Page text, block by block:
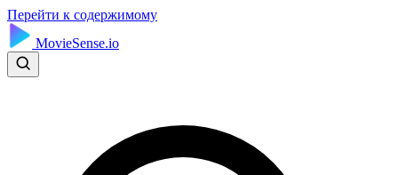
Перейти к содержимому
MovieSense.io